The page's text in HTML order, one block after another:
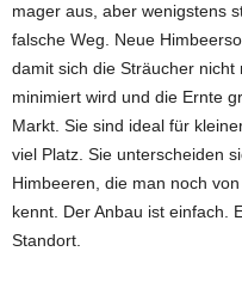
mager aus, aber wenigstens
falsche Weg. Neue
damit sich die Sträucher
minimiert wird und die Ernte
Markt. Sie sind ideal für
viel Platz. Sie unterscheiden
Himbeeren, die man noch
kennt. Der Anbau ist einfach.
Standort.